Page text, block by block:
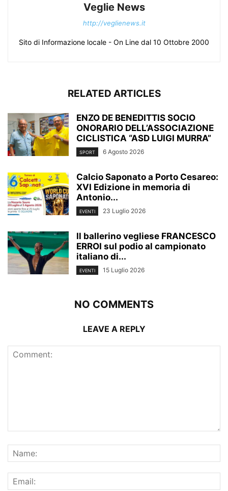
Veglie News
http://veglienews.it
Sito di Informazione locale - On Line dal 10 Ottobre 2000
RELATED ARTICLES
ENZO DE BENEDITTIS SOCIO
ONORARIO DELL’ASSOCIAZIONE
CICLISTICA “ASD LUIGI MURRA”
SPORT 6 Agosto 2026
Calcio Saponato a Porto Cesareo:
XVI Edizione in memoria di
Antonio...
EVENTI 23 Luglio 2026
Il ballerino vegliese FRANCESCO
ERROI sul podio al campionato
italiano di...
EVENTI 15 Luglio 2026
NO COMMENTS
LEAVE A REPLY